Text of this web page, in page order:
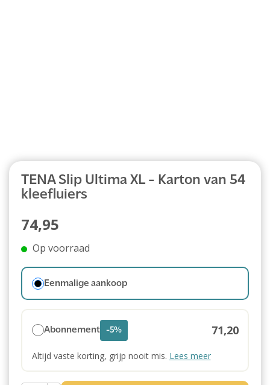
TENA Slip Ultima XL - Karton van 54
kleefluiers
74,95
Op voorraad
Eenmalige aankoop
Abonnement -5% 71,20
Altijd vaste korting, grijp nooit mis. Lees meer